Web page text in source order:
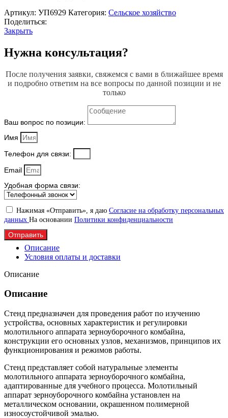
Артикул: УП6929 Категория: Сельское хозяйство
Поделиться:
Закрыть
Нужна консультация?
После получения заявки, свяжемся с вами в ближайшее время
и подробно ответим на все вопросы по данной позиции и не
только
Ваш вопрос по позиции:
Имя
Телефон для связи:
Email
Удобная форма связи:
Нажимая «Отправить», я даю Согласие на обработку персональных
данных На основании Политики конфиденциальности
Отправить
Описание
Условия оплаты и доставки
Описание
Описание
Стенд предназначен для проведения работ по изучению
устройства, основных характеристик и регулировки
молотильного аппарата зерноуборочного комбайна,
конструкции его основных узлов, механизмов, принципов их
функционирования и режимов работы.
Стенд представляет собой натуральные элементы
молотильного аппарата зерноуборочного комбайна,
адаптированные для учебного процесса. Молотильный
аппарат зерноуборочного комбайна установлен на
металлическом основании, окрашенном полимерной
износоустойчивой эмалью.